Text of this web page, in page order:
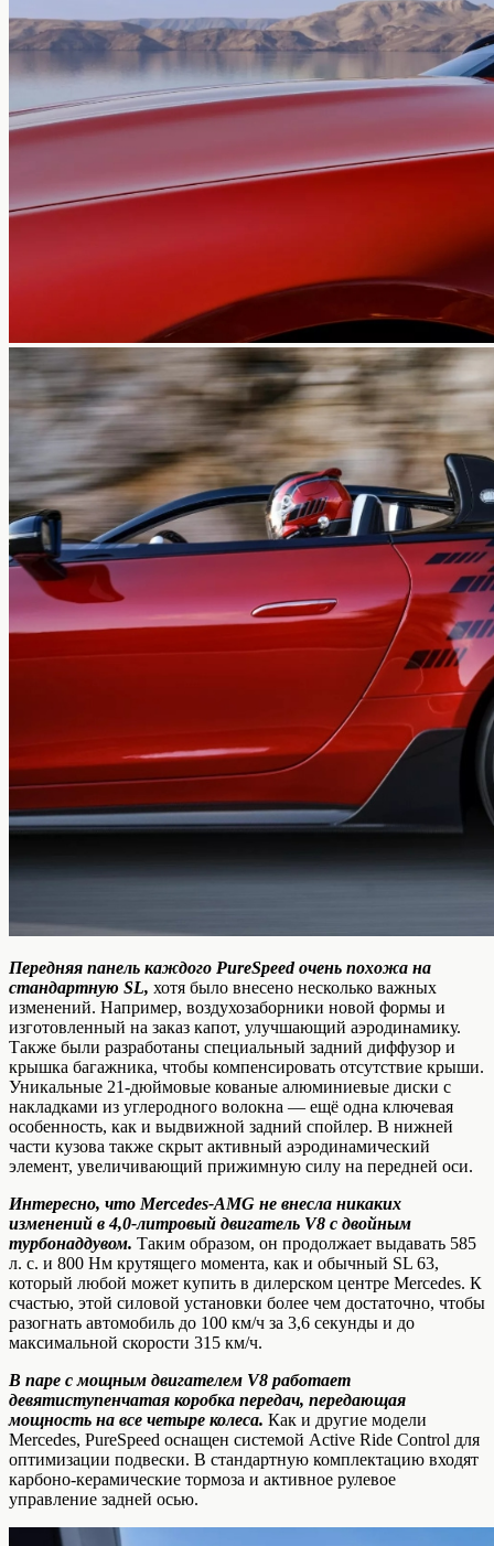
Передняя панель каждого PureSpeed очень похожа на
стандартную SL, хотя было внесено несколько важных
изменений. Например, воздухозаборники новой формы и
изготовленный на заказ капот, улучшающий аэродинамику.
Также были разработаны специальный задний диффузор и
крышка багажника, чтобы компенсировать отсутствие крыши.
Уникальные 21-дюймовые кованые алюминиевые диски с
накладками из углеродного волокна — ещё одна ключевая
особенность, как и выдвижной задний спойлер. В нижней
части кузова также скрыт активный аэродинамический
элемент, увеличивающий прижимную силу на передней оси.
Интересно, что Mercedes-AMG не внесла никаких
изменений в 4,0-литровый двигатель V8 с двойным
турбонаддувом. Таким образом, он продолжает выдавать 585
л. с. и 800 Нм крутящего момента, как и обычный SL 63,
который любой может купить в дилерском центре Mercedes. К
счастью, этой силовой установки более чем достаточно, чтобы
разогнать автомобиль до 100 км/ч за 3,6 секунды и до
максимальной скорости 315 км/ч.
В паре с мощным двигателем V8 работает
девятиступенчатая коробка передач, передающая
мощность на все четыре колеса. Как и другие модели
Mercedes, PureSpeed оснащен системой Active Ride Control для
оптимизации подвески. В стандартную комплектацию входят
карбоно-керамические тормоза и активное рулевое
управление задней осью.